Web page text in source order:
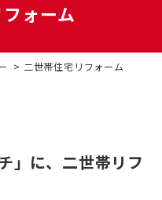
合わせ
ォーム
二世帯住宅リフォーム
」に、二世帯リフ